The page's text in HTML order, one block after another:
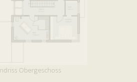
Obergeschoss